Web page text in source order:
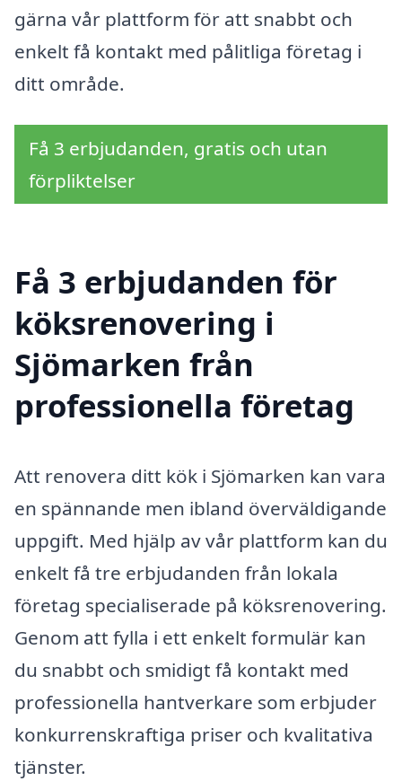
gärna vår plattform för att snabbt och
enkelt få kontakt med pålitliga företag i
ditt område.
Få 3 erbjudanden, gratis och utan
förpliktelser
Få 3 erbjudanden för
köksrenovering i
Sjömarken från
professionella företag
Att renovera ditt kök i Sjömarken kan vara
en spännande men ibland överväldigande
uppgift. Med hjälp av vår plattform kan du
enkelt få tre erbjudanden från lokala
företag specialiserade på köksrenovering.
Genom att fylla i ett enkelt formulär kan
du snabbt och smidigt få kontakt med
professionella hantverkare som erbjuder
konkurrenskraftiga priser och kvalitativa
tjänster.